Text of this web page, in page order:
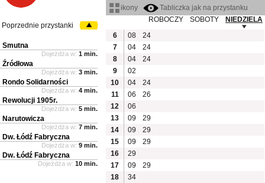
ikony
Tabliczka jak na przystanku
ROBOCZY
SOBOTY
NIEDZIELA
6
08
24
7
04
24
8
04
24
9
02
10
04
24
11
06
26
12
06
13
09
29
14
09
29
15
09
29
16
29
17
09
29
18
34
Poprzednie przystanki
Smutna
Dojeżdża w: 1 min.
Źródłowa
Dojeżdża w: 3 min.
Rondo Solidarności
Dojeżdża w: 4 min.
Rewolucji 1905r.
Dojeżdża w: 5 min.
Narutowicza
Dojeżdża w: 7 min.
Dw. Łódź Fabryczna
Dojeżdża w: 9 min.
Dw. Łódź Fabryczna
Dojeżdża w: 10 min.